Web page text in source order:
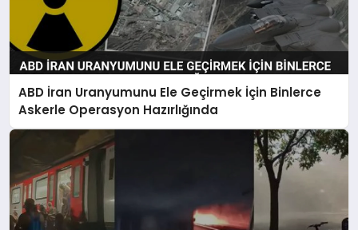
ABD İran Uranyumunu Ele Geçirmek İçin Binlerce
Askerle Operasyon Hazırlığında